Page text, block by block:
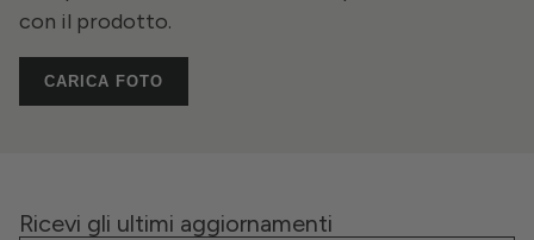
con il prodotto.
CARICA FOTO
Ricevi gli ultimi aggiornamenti